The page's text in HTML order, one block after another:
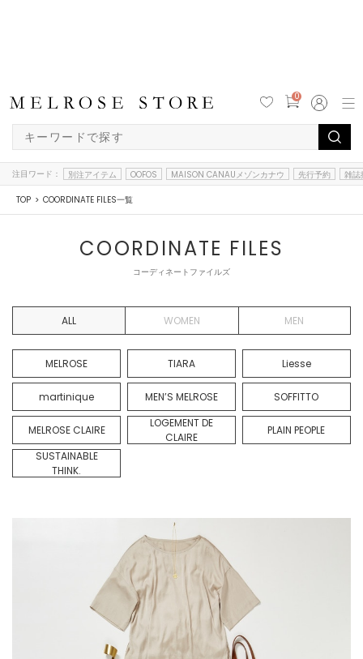
0
注目ワード： 別注アイテム OOFOS MAISON CANAUメゾンカナウ 先行予約 雑誌
TOP COORDINATE FILES一覧
COORDINATE FILES
コーディネートファイルズ
ALL WOMEN MEN
MELROSE TIARA Liesse
martinique MEN’S MELROSE SOFFITTO
MELROSE CLAIRE
LOGEMENT DE
CLAIRE
PLAIN PEOPLE
SUSTAINABLE
THINK.